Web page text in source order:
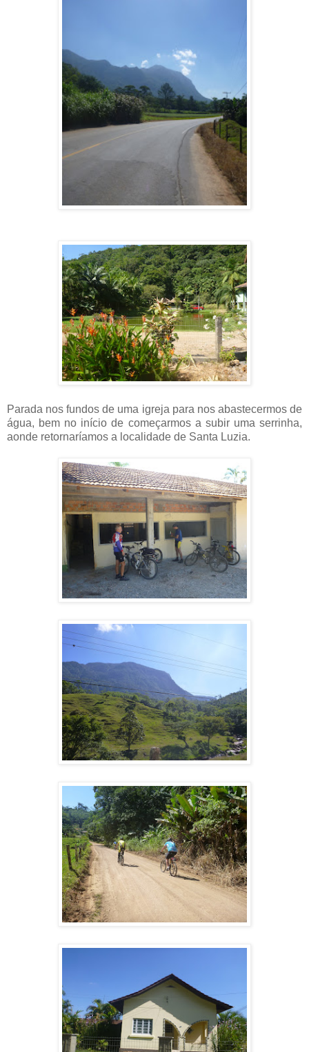
Parada nos fundos de uma igreja para nos abastecermos de
água, bem no início de começarmos a subir uma serrinha,
aonde retornaríamos a localidade de Santa Luzia.